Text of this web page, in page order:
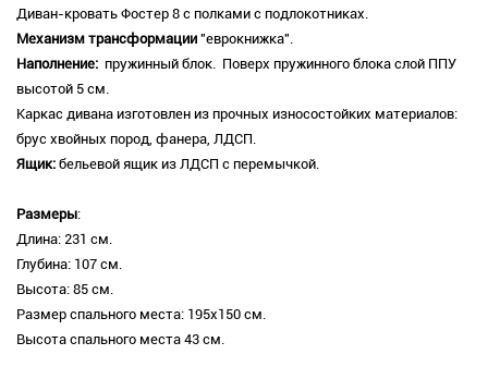
Диван-кровать Фостер 8 с полками с подлокотниках.
Механизм трансформации "еврокнижка".
Наполнение: пружинный блок. Поверх пружинного блока слой ППУ
высотой 5 см.
Каркас дивана изготовлен из прочных износостойких материалов:
брус хвойных пород, фанера, ЛДСП.
Ящик: бельевой ящик из ЛДСП с перемычкой.
Размеры:
Длина: 231 см.
Глубина: 107 см.
Высота: 85 см.
Размер спального места: 195х150 см.
Высота спального места 43 см.